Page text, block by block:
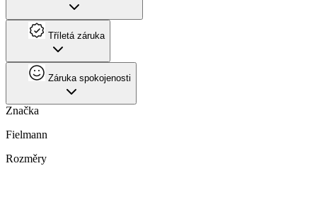
Tříletá záruka
Záruka spokojenosti
Značka
Fielmann
Rozměry